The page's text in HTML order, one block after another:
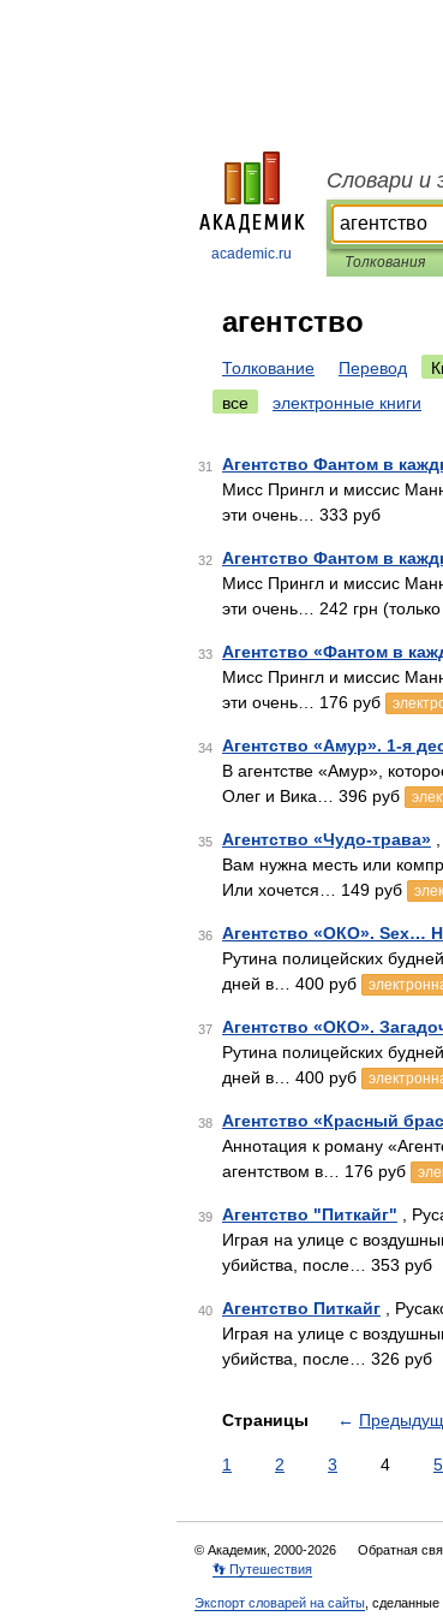
academic.ru
Словари и
Толкования
агентство
Толкование Перевод
все
электронные книги
31 Агентство Фантом в
Мисс Прингл и миссис
эти очень… 333 руб
32 Агентство Фантом в
Мисс Прингл и миссис
эти очень… 242 грн
33 Агентство «Фантом в
Мисс Прингл и миссис
эти очень… 176 руб
34 Агентство «Амур». 1-я
В агентстве «Амур»,
Олег и Вика… 396 руб
35 Агентство «Чудо-трава»
Вам нужна месть или
Или хочется… 149 руб
36 Агентство «ОКО». Sex…
Рутина полицейских
дней в… 400 руб
37 Агентство «ОКО».
Рутина полицейских
дней в… 400 руб
38 Агентство «Красный
Аннотация к роману
агентством в… 176 руб
39 Агентство "Питкайг" ,
Играя на улице с
убийства, после… 353 руб
40 Агентство Питкайг ,
Играя на улице с
убийства, после… 326 руб
Страницы ←
1 2 3 4 5
© Академик, 2000-2026 Обратная
👣 Путешествия
Экспорт словарей на сайты , сделанные